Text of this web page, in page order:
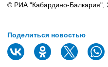
© РИА "Кабардино-Балкария",
Поделиться новостью